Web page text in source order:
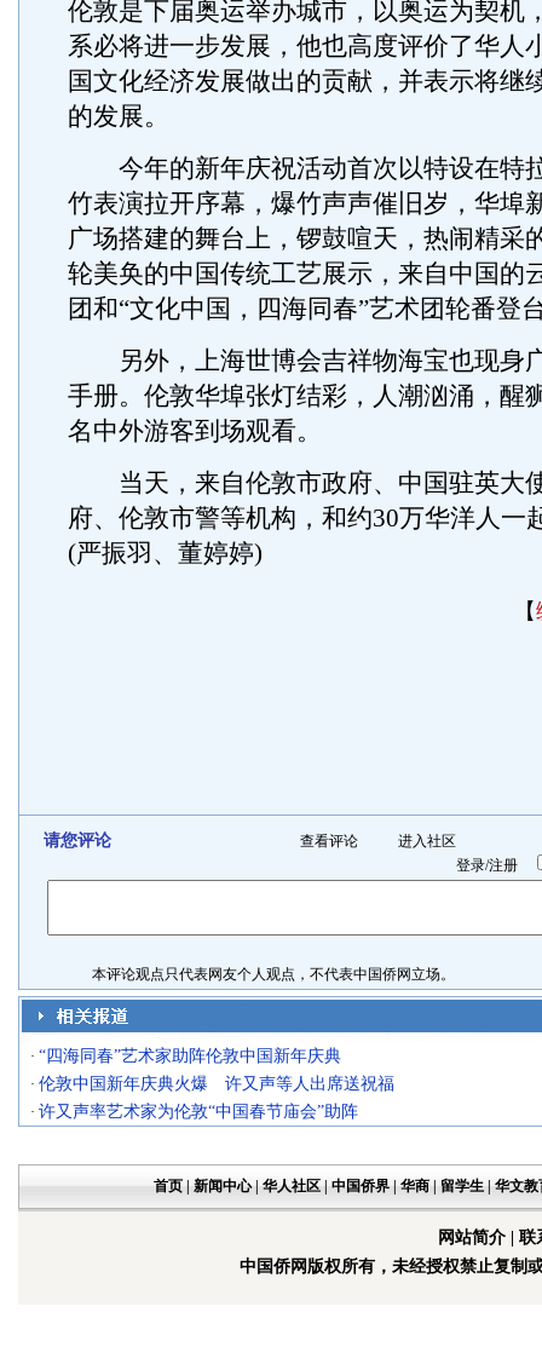
伦敦是下届奥运举办城市，以奥运为契机
系必将进一步发展，他也高度评价了华人
国文化经济发展做出的贡献，并表示将继
的发展。
今年的新年庆祝活动首次以特设在特
竹表演拉开序幕，爆竹声声催旧岁，华埠
广场搭建的舞台上，锣鼓喧天，热闹精采
轮美奂的中国传统工艺展示，来自中国的
团和“文化中国，四海同春”艺术团轮番登
另外，上海世博会吉祥物海宝也现身
手册。伦敦华埠张灯结彩，人潮汹涌，醒
名中外游客到场观看。
当天，来自伦敦市政府、中国驻英大
府、伦敦市警等机构，和约30万华洋人一
(严振羽、董婷婷)
【
请您评论 查看评论
进入社区
登录/注册
本评论观点只代表网友个人观点，不代表中国侨网立场。
· “四海同春”艺术家助阵伦敦中国新年庆典
· 伦敦中国新年庆典火爆 许又声等人出席送祝福
· 许又声率艺术家为伦敦“中国春节庙会”助阵
首页| 新闻中心| 华人社区| 中国侨界| 华商| 留学生| 华文教
网站简介| 联
中国侨网版权所有，未经授权禁止复制